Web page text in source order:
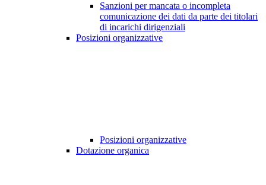
Sanzioni per mancata o incompleta
comunicazione dei dati da parte dei titolari
di incarichi dirigenziali
Posizioni organizzative
Posizioni organizzative
Dotazione organica